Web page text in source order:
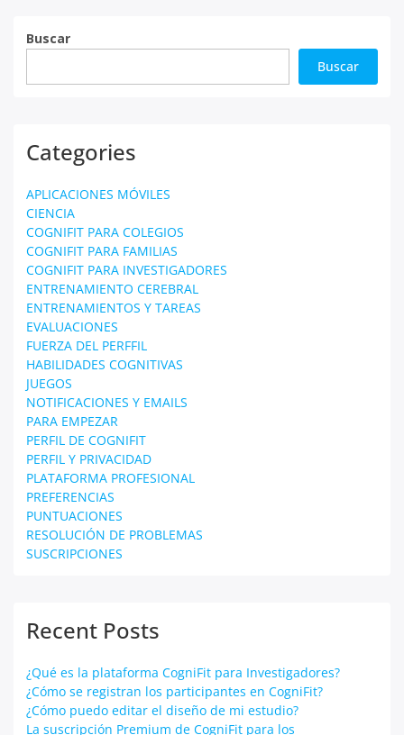
Buscar
Buscar
Categories
APLICACIONES MÓVILES
CIENCIA
COGNIFIT PARA COLEGIOS
COGNIFIT PARA FAMILIAS
COGNIFIT PARA INVESTIGADORES
ENTRENAMIENTO CEREBRAL
ENTRENAMIENTOS Y TAREAS
EVALUACIONES
FUERZA DEL PERFFIL
HABILIDADES COGNITIVAS
JUEGOS
NOTIFICACIONES Y EMAILS
PARA EMPEZAR
PERFIL DE COGNIFIT
PERFIL Y PRIVACIDAD
PLATAFORMA PROFESIONAL
PREFERENCIAS
PUNTUACIONES
RESOLUCIÓN DE PROBLEMAS
SUSCRIPCIONES
Recent Posts
¿Qué es la plataforma CogniFit para Investigadores?
¿Cómo se registran los participantes en CogniFit?
¿Cómo puedo editar el diseño de mi estudio?
La suscripción Premium de CogniFit para los